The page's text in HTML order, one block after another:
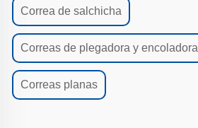
Correa de salchicha
Correas de plegadora y encoladora
Correas planas